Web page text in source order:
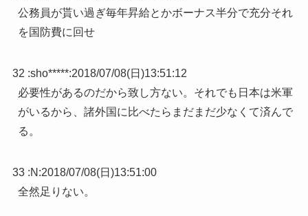
公務員が貰い過ぎ毎年昇給とかボーナス半分で充分それ
を国防費に回せ
32 :sho*****:2018/07/08(日)13:51:12
必要性があるのだから致し方ない。それでも日本は米軍
がいるから、諸外国に比べたらまだまだ少なくて済んで
る。
33 :N :2018/07/08(日)13:51:00
全然足りない。